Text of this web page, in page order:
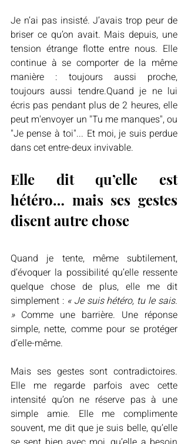
Je n’ai pas insisté. J’avais trop peur de
briser ce qu’on avait. Mais depuis, une
tension étrange flotte entre nous. Elle
continue à se comporter de la même
manière : toujours aussi proche,
toujours aussi tendre.Quand je ne lui
écris pas pendant plus de 2 heures, elle
peut m'envoyer un "Tu me manques", ou
"Je pense à toi"... Et moi, je suis perdue
dans cet entre-deux invivable.
Elle dit qu’elle est
hétéro… mais ses gestes
disent autre chose
Quand je tente, même subtilement,
d’évoquer la possibilité qu’elle ressente
quelque chose de plus, elle me dit
simplement : « Je suis hétéro, tu le sais.
» Comme une barrière. Une réponse
simple, nette, comme pour se protéger
d’elle-même.
Mais ses gestes sont contradictoires.
Elle me regarde parfois avec cette
intensité qu’on ne réserve pas à une
simple amie. Elle me complimente
souvent, me dit que je suis belle, qu’elle